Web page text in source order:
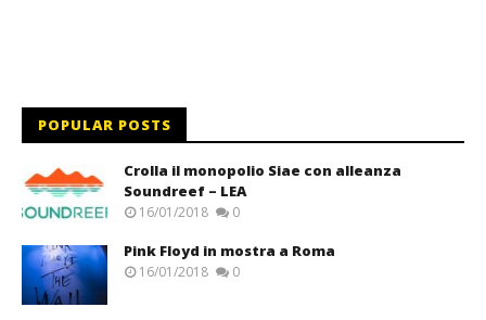
POPULAR POSTS
Crolla il monopolio Siae con alleanza
Soundreef – LEA
16/01/2018 0
Pink Floyd in mostra a Roma
16/01/2018 0